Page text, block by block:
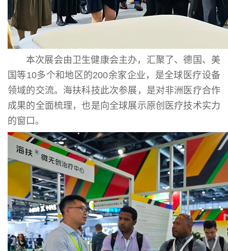
本次展会由卫生健康会主办，汇聚了、德国、美
国等10多个和地区的200余家企业，是全球医疗设备
领域的交流。海扶科技此次参展，是对非洲医疗合作
成果的全面梳理，也是向全球展示原创医疗技术实力
的窗口。